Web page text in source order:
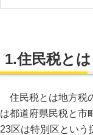
1.住民税とは
住民税とは地方税
は都道府県民税と市
23区は特別区という